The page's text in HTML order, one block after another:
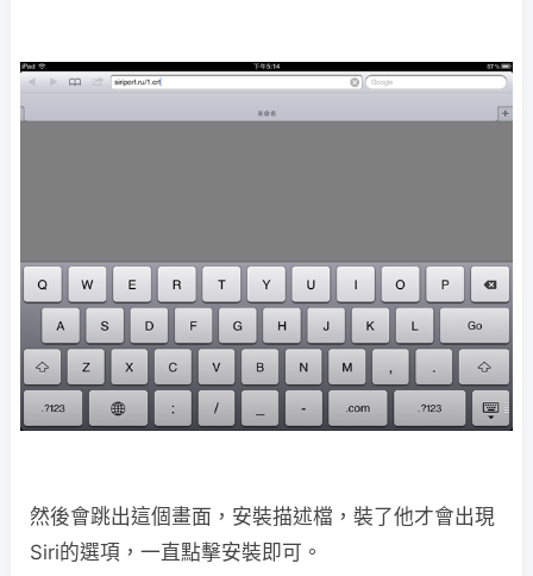
然後會跳出這個畫面，安裝描述檔，裝了他才會出現
Siri的選項，一直點擊安裝即可。